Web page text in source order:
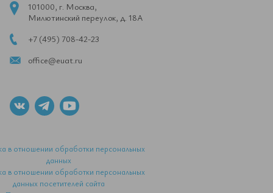
101000, г. Москва,
Милютинский переулок, д. 18А
+7 (495) 708-42-23
office@euat.ru
в отношении обработки персональных
данных
в отношении обработки персональных
данных посетителей сайта